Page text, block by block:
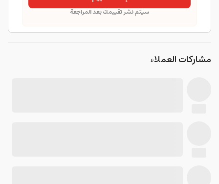
سيتم نشر تقييمك بعد المراجعة
مشاركات العملاء